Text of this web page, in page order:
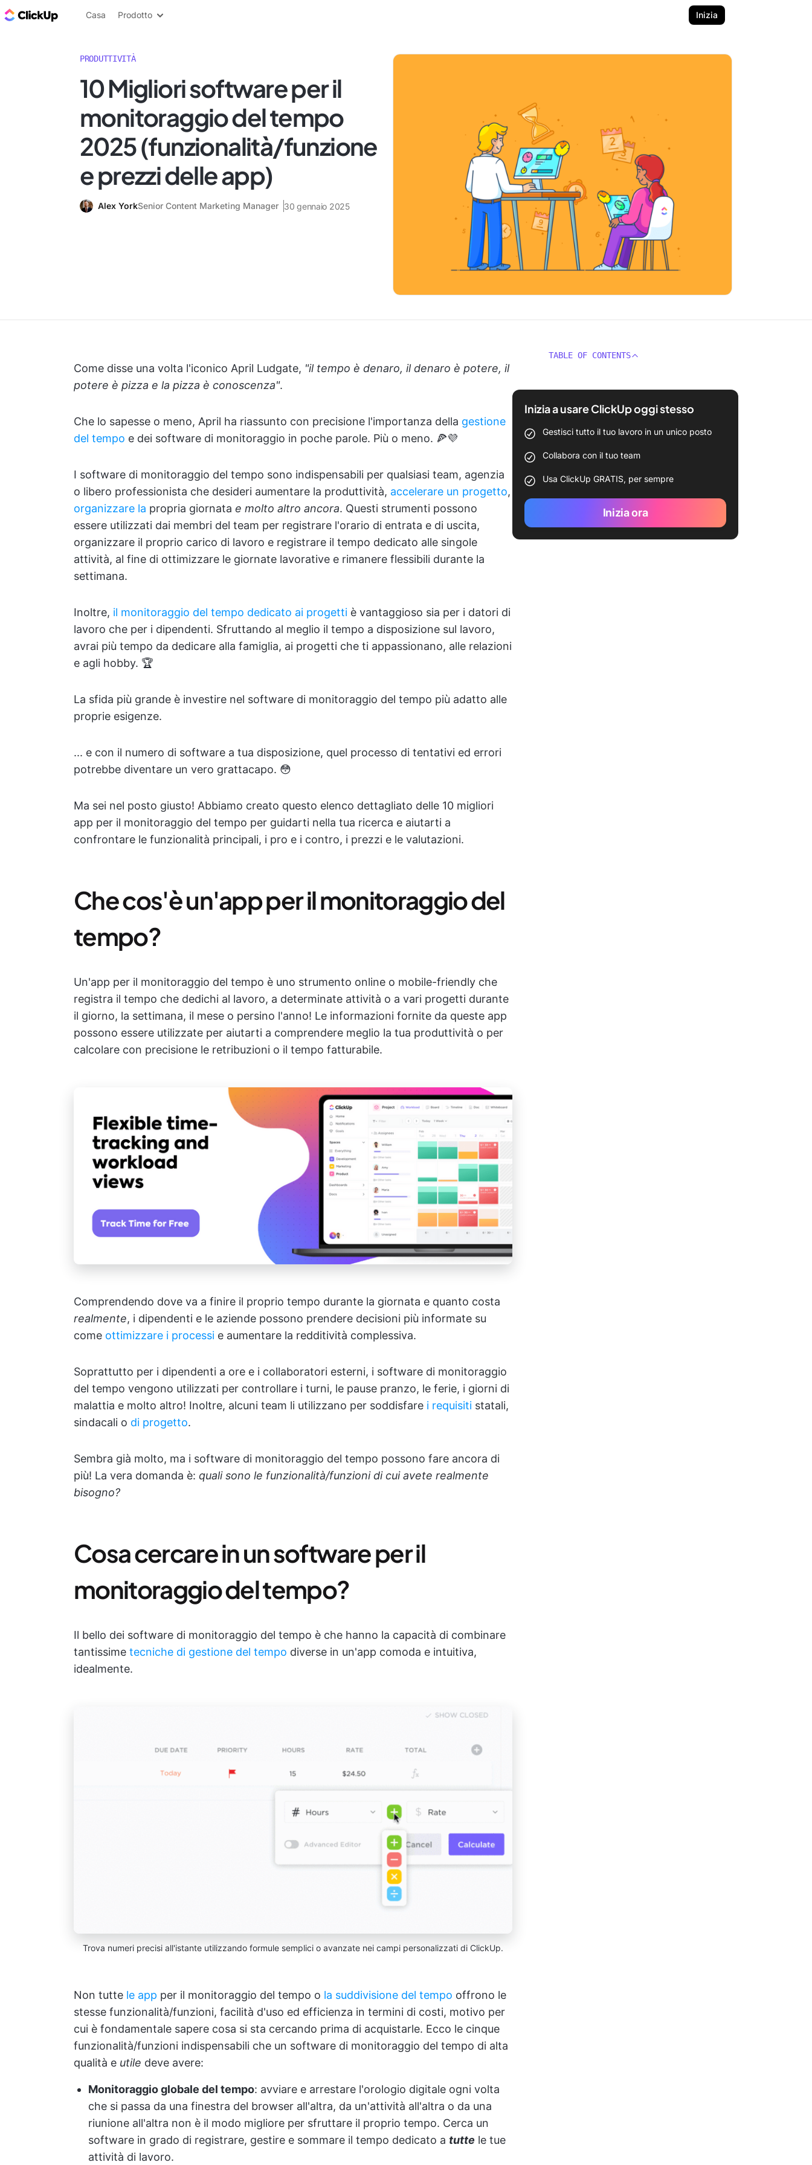
Blog di ClickUp
Casa Prodotto Inizia
PRODUTTIVITÀ
10 Migliori software per il
monitoraggio del tempo
2025 (funzionalità/funzione
e prezzi delle app)
Alex YorkSenior Content Marketing Manager 30 gennaio 2025
Come disse una volta l'iconico April Ludgate, "il tempo è denaro, il denaro è potere, il
potere è pizza e la pizza è conoscenza".
Che lo sapesse o meno, April ha riassunto con precisione l'importanza della gestione
del tempo e dei software di monitoraggio in poche parole. Più o meno. 🍕💜
I software di monitoraggio del tempo sono indispensabili per qualsiasi team, agenzia
o libero professionista che desideri aumentare la produttività, accelerare un progetto,
organizzare la propria giornata e molto altro ancora. Questi strumenti possono
essere utilizzati dai membri del team per registrare l'orario di entrata e di uscita,
organizzare il proprio carico di lavoro e registrare il tempo dedicato alle singole
attività, al fine di ottimizzare le giornate lavorative e rimanere flessibili durante la
settimana.
Inoltre, il monitoraggio del tempo dedicato ai progetti è vantaggioso sia per i datori di
lavoro che per i dipendenti. Sfruttando al meglio il tempo a disposizione sul lavoro,
avrai più tempo da dedicare alla famiglia, ai progetti che ti appassionano, alle relazioni
e agli hobby. 🏆
La sfida più grande è investire nel software di monitoraggio del tempo più adatto alle
proprie esigenze.
... e con il numero di software a tua disposizione, quel processo di tentativi ed errori
potrebbe diventare un vero grattacapo. 😳
Ma sei nel posto giusto! Abbiamo creato questo elenco dettagliato delle 10 migliori
app per il monitoraggio del tempo per guidarti nella tua ricerca e aiutarti a
confrontare le funzionalità principali, i pro e i contro, i prezzi e le valutazioni.
Che cos'è un'app per il monitoraggio del
tempo?
Un'app per il monitoraggio del tempo è uno strumento online o mobile-friendly che
registra il tempo che dedichi al lavoro, a determinate attività o a vari progetti durante
il giorno, la settimana, il mese o persino l'anno! Le informazioni fornite da queste app
possono essere utilizzate per aiutarti a comprendere meglio la tua produttività o per
calcolare con precisione le retribuzioni o il tempo fatturabile.
Comprendendo dove va a finire il proprio tempo durante la giornata e quanto costa
realmente, i dipendenti e le aziende possono prendere decisioni più informate su
come ottimizzare i processi e aumentare la redditività complessiva.
Soprattutto per i dipendenti a ore e i collaboratori esterni, i software di monitoraggio
del tempo vengono utilizzati per controllare i turni, le pause pranzo, le ferie, i giorni di
malattia e molto altro! Inoltre, alcuni team li utilizzano per soddisfare i requisiti statali,
sindacali o di progetto.
Sembra già molto, ma i software di monitoraggio del tempo possono fare ancora di
più! La vera domanda è: quali sono le funzionalità/funzioni di cui avete realmente
bisogno?
Cosa cercare in un software per il
monitoraggio del tempo?
Il bello dei software di monitoraggio del tempo è che hanno la capacità di combinare
tantissime tecniche di gestione del tempo diverse in un'app comoda e intuitiva,
idealmente.
Trova numeri precisi all'istante utilizzando formule semplici o avanzate nei campi personalizzati di ClickUp.
Non tutte le app per il monitoraggio del tempo o la suddivisione del tempo offrono le
stesse funzionalità/funzioni, facilità d'uso ed efficienza in termini di costi, motivo per
cui è fondamentale sapere cosa si sta cercando prima di acquistarle. Ecco le cinque
funzionalità/funzioni indispensabili che un software di monitoraggio del tempo di alta
qualità e utile deve avere:
Monitoraggio globale del tempo: avviare e arrestare l'orologio digitale ogni volta
che si passa da una finestra del browser all'altra, da un'attività all'altra o da una
riunione all'altra non è il modo migliore per sfruttare il proprio tempo. Cerca un
software in grado di registrare, gestire e sommare il tempo dedicato a tutte le tue
attività di lavoro.
TABLE OF CONTENTS
Inizia a usare ClickUp oggi stesso
Gestisci tutto il tuo lavoro in un unico posto
Collabora con il tuo team
Usa ClickUp GRATIS, per sempre
Inizia ora